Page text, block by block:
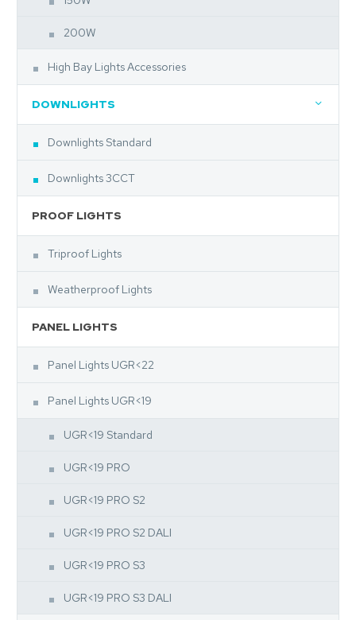
200W
High Bay Lights Accessories
DOWNLIGHTS
Downlights Standard
Downlights 3CCT
PROOF LIGHTS
Triproof Lights
Weatherproof Lights
PANEL LIGHTS
Panel Lights UGR<22
Panel Lights UGR<19
UGR<19 Standard
UGR<19 PRO
UGR<19 PRO S2
UGR<19 PRO S2 DALI
UGR<19 PRO S3
UGR<19 PRO S3 DALI